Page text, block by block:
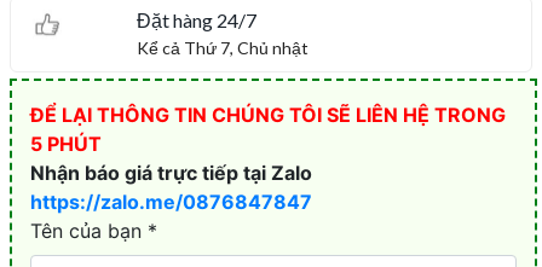
Đặt hàng 24/7
Kể cả Thứ 7, Chủ nhật